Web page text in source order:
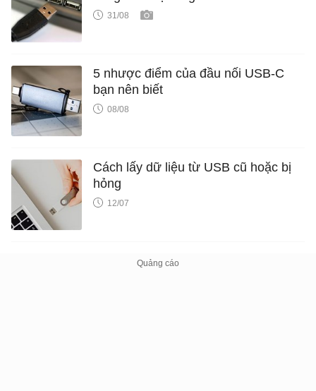
31/08
5 nhược điểm của đầu nối USB-C
bạn nên biết
08/08
Cách lấy dữ liệu từ USB cũ hoặc bị
hỏng
12/07